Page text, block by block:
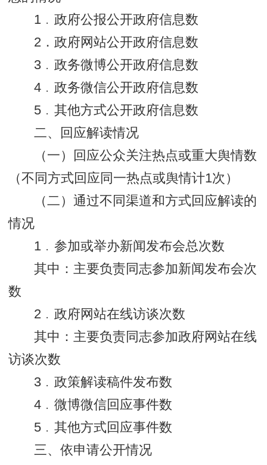
1﹒政府公报公开政府信息数
2．政府网站公开政府信息数
3﹒政务微博公开政府信息数
4﹒政务微信公开政府信息数
5﹒其他方式公开政府信息数
二、回应解读情况
（一）回应公众关注热点或重大舆情数
（不同方式回应同一热点或舆情计1次）
（二）通过不同渠道和方式回应解读的
情况
1﹒参加或举办新闻发布会总次数
其中：主要负责同志参加新闻发布会次
数
2﹒政府网站在线访谈次数
其中：主要负责同志参加政府网站在线
访谈次数
3﹒政策解读稿件发布数
4﹒微博微信回应事件数
5﹒其他方式回应事件数
三、依申请公开情况